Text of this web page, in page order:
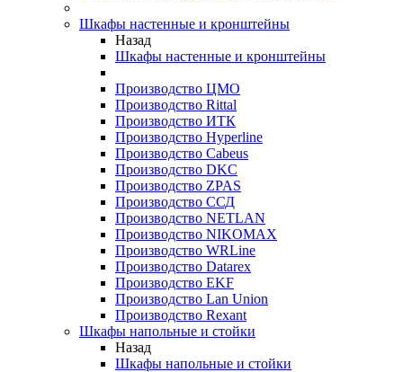
Шкафы настенные и кронштейны
Назад
Шкафы настенные и кронштейны
Производство ЦМО
Производство Rittal
Производство ИТК
Производство Hyperline
Производство Cabeus
Производство DKC
Производство ZPAS
Производство ССД
Производство NETLAN
Производство NIKOMAX
Производство WRLine
Производство Datarex
Производство EKF
Производство Lan Union
Производство Rexant
Шкафы напольные и стойки
Назад
Шкафы напольные и стойки